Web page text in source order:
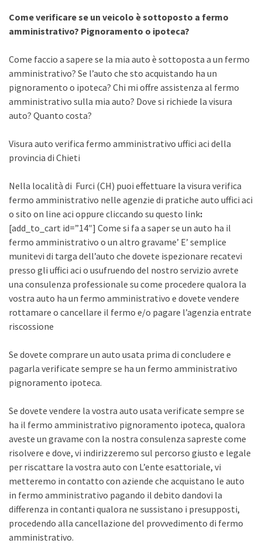
Come verificare se un veicolo è sottoposto a fermo
amministrativo? Pignoramento o ipoteca?
Come faccio a sapere se la mia auto è sottoposta a un fermo
amministrativo? Se l’auto che sto acquistando ha un
pignoramento o ipoteca? Chi mi offre assistenza al fermo
amministrativo sulla mia auto? Dove si richiede la visura
auto? Quanto costa?
Visura auto verifica fermo amministrativo uffici aci della
provincia di Chieti
Nella località di Furci (CH) puoi effettuare la visura verifica
fermo amministrativo nelle agenzie di pratiche auto uffici aci
o sito on line aci oppure cliccando su questo link:
[add_to_cart id=”14″] Come si fa a saper se un auto ha il
fermo amministrativo o un altro gravame’ E’ semplice
munitevi di targa dell’auto che dovete ispezionare recatevi
presso gli uffici aci o usufruendo del nostro servizio avrete
una consulenza professionale su come procedere qualora la
vostra auto ha un fermo amministrativo e dovete vendere
rottamare o cancellare il fermo e/o pagare l’agenzia entrate
riscossione
Se dovete comprare un auto usata prima di concludere e
pagarla verificate sempre se ha un fermo amministrativo
pignoramento ipoteca.
Se dovete vendere la vostra auto usata verificate sempre se
ha il fermo amministrativo pignoramento ipoteca, qualora
aveste un gravame con la nostra consulenza sapreste come
risolvere e dove, vi indirizzeremo sul percorso giusto e legale
per riscattare la vostra auto con L’ente esattoriale, vi
metteremo in contatto con aziende che acquistano le auto
in fermo amministrativo pagando il debito dandovi la
differenza in contanti qualora ne sussistano i presupposti,
procedendo alla cancellazione del provvedimento di fermo
amministrativo.